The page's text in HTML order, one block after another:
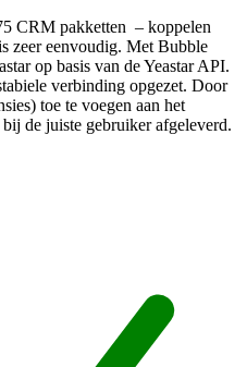
CRM pakketten – koppelen
zeer eenvoudig. Met Bubble
op basis van de Yeastar API.
verbinding opgezet. Door
toe te voegen aan het
de juiste gebruiker afgeleverd.